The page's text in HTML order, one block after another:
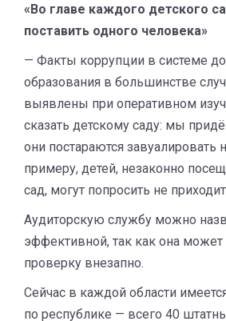
«Во главе каждого детского
поставить одного человека»
— Факты коррупции в системе
образования в большинстве
выявлены при оперативном
сказать детскому саду: мы
они постараются завуалировать
примеру, детей, незаконно
сад, могут попросить не
Аудиторскую службу можно
эффективной, так как она может
проверку внезапно.
Сейчас в каждой области
по республике — всего 40